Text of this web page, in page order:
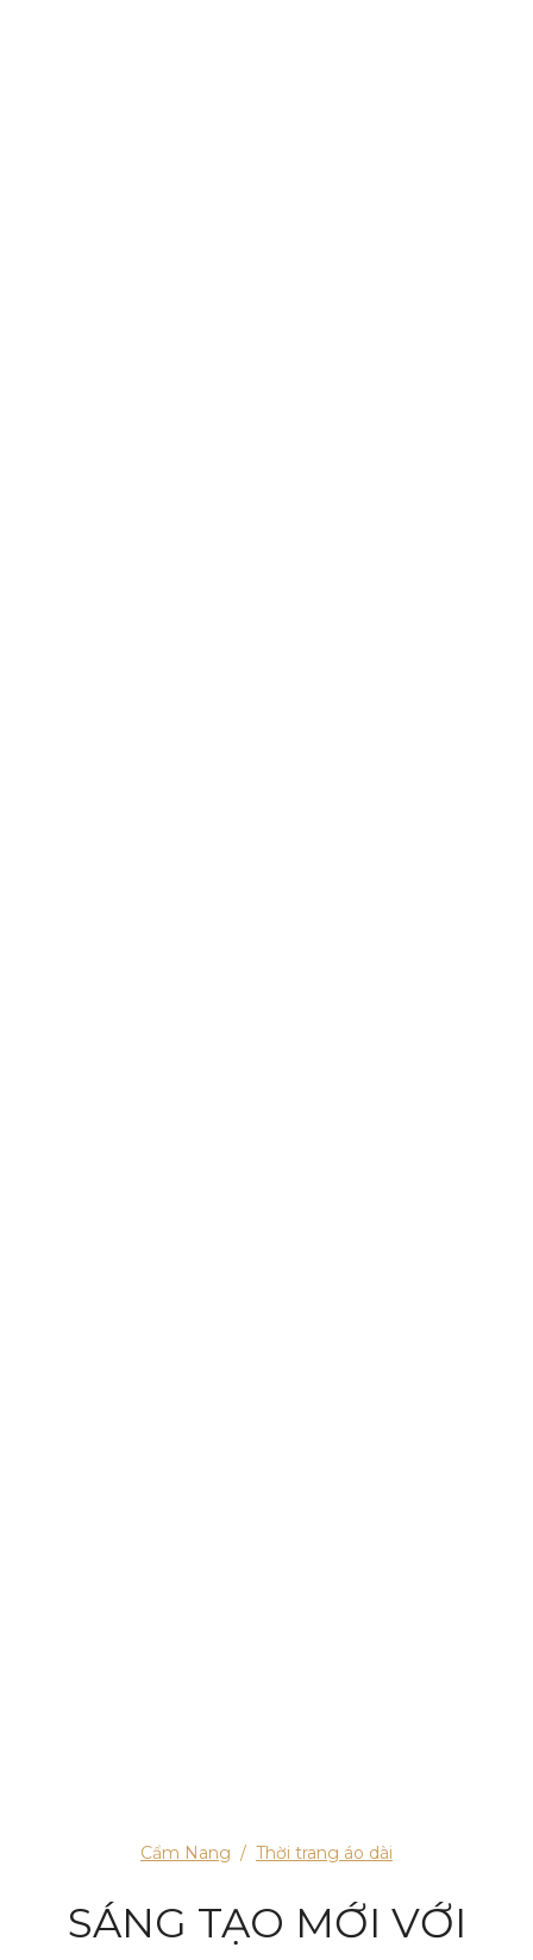
Cẩm Nang / Thời trang áo dài
SÁNG TẠO MỚI VỚI